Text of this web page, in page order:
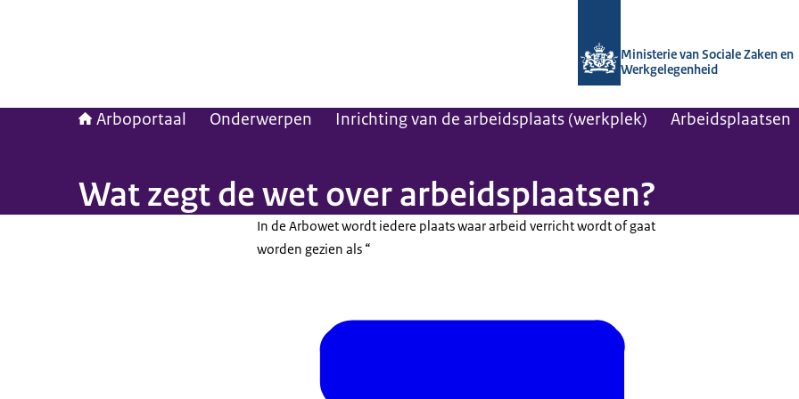
Ministerie van Sociale Zaken en
Werkgelegenheid
Arboportaal Onderwerpen Inrichting van de arbeidsplaats (werkplek) Arbeidsplaatsen
Wat zegt de wet over arbeidsplaatsen?
In de Arbowet wordt iedere plaats waar arbeid verricht wordt of gaat
worden gezien als “